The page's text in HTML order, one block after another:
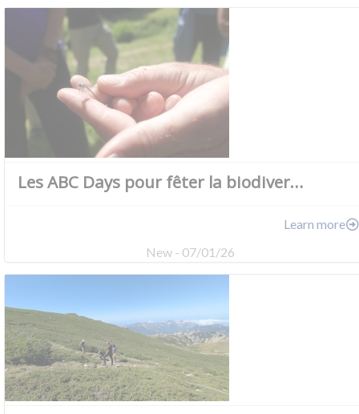
Les ABC Days pour fêter la biodiver…
Learn more
New - 07/01/26